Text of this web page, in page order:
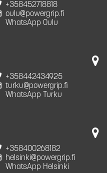
+358452718818
oulu@powergrip.fi
WhatsApp Oulu
+358442434925
turku@powergrip.fi
WhatsApp Turku
+358400268182
helsinki@powergrip.fi
WhatsApp Helsinki